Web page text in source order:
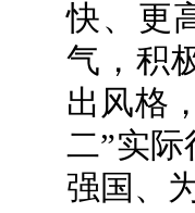
快、更
气，积
出风格
二”实
强国、